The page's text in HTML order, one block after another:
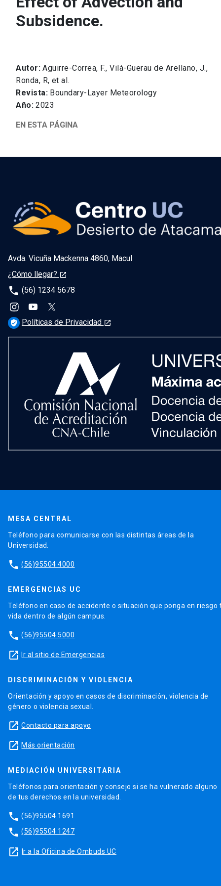
Subsidence.
Autor:Aguirre-Correa, F., Vilà-Guerau de Arellano, J.,
Ronda, R, et al.
Revista: Boundary-Layer Meteorology
Año:2023
EN ESTA PÁGINA
Avda. Vicuña Mackenna 4860, Macul
¿Cómo llegar? launch
phone (56) 1234 5678
verified_user Políticas de Privacidad launch
MESA CENTRAL
Teléfono para comunicarse con las distintas áreas de la
Universidad.
phone (56)95504 4000
EMERGENCIAS UC
Teléfono en caso de accidente o situación que ponga en riesgo
vida dentro de algún campus.
phone (56)95504 5000
launch Ir al sitio de Emergencias
DISCRIMINACIÓN Y VIOLENCIA
Orientación y apoyo en casos de discriminación, violencia de
género o violencia sexual.
launch Contacto para apoyo
launch Más orientación
MEDIACIÓN UNIVERSITARIA
Teléfonos para orientación y consejo si se ha vulnerado alguno
de tus derechos en la universidad.
phone (56)95504 1691
phone (56)95504 1247
launch Ir a la Oficina de Ombuds UC